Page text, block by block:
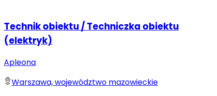
Technik obiektu / Techniczka obiektu
(elektryk)
Apleona
Warszawa, województwo mazowieckie